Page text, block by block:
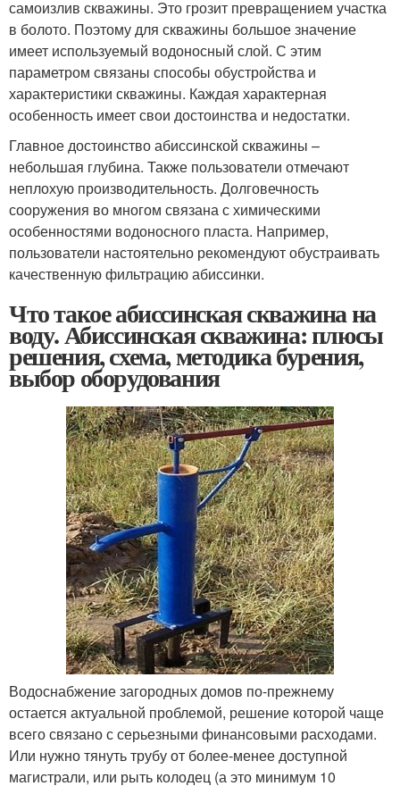
самоизлив скважины. Это грозит превращением участка
в болото. Поэтому для скважины большое значение
имеет используемый водоносный слой. С этим
параметром связаны способы обустройства и
характеристики скважины. Каждая характерная
особенность имеет свои достоинства и недостатки.
Главное достоинство абиссинской скважины –
небольшая глубина. Также пользователи отмечают
неплохую производительность. Долговечность
сооружения во многом связана с химическими
особенностями водоносного пласта. Например,
пользователи настоятельно рекомендуют обустраивать
качественную фильтрацию абиссинки.
Что такое абиссинская скважина на
воду. Абиссинская скважина: плюсы
решения, схема, методика бурения,
выбор оборудования
Водоснабжение загородных домов по-прежнему
остается актуальной проблемой, решение которой чаще
всего связано с серьезными финансовыми расходами.
Или нужно тянуть трубу от более-менее доступной
магистрали, или рыть колодец (а это минимум 10